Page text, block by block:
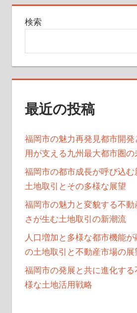
の
ー
ジ
り
検索
最近の投稿
福岡市の魅力再発見都市開
用が支える九州最大都市圏の
福岡市の都市成長が呼び込
土地取引とその多様な展望
福岡市の魅力と変貌する不
さが生む土地取引の新潮流
人口増加と多様な都市機能
の土地取引と不動産市場の展
福岡市の発展と共に進化す
様な土地活用戦略